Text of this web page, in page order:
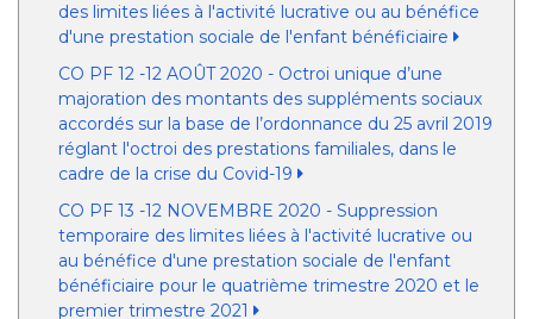
des limites liées à l'activité lucrative ou au bénéfice
d'une prestation sociale de l'enfant bénéficiaire
CO PF 12 -12 AOÛT 2020 - Octroi unique d’une
majoration des montants des suppléments sociaux
accordés sur la base de l’ordonnance du 25 avril 2019
réglant l'octroi des prestations familiales, dans le
cadre de la crise du Covid-19
CO PF 13 -12 NOVEMBRE 2020 - Suppression
temporaire des limites liées à l'activité lucrative ou
au bénéfice d'une prestation sociale de l'enfant
bénéficiaire pour le quatrième trimestre 2020 et le
premier trimestre 2021